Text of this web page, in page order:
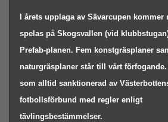
I årets upplaga av Sävarcupen kommer
spelas på Skogsvallen (vid
Prefab-planen. Fem konstgräsplaner
naturgräsplaner står till vårt
som alltid sanktionerad av
fotbollsförbund med regler enligt
tävlingsbestämmelser.